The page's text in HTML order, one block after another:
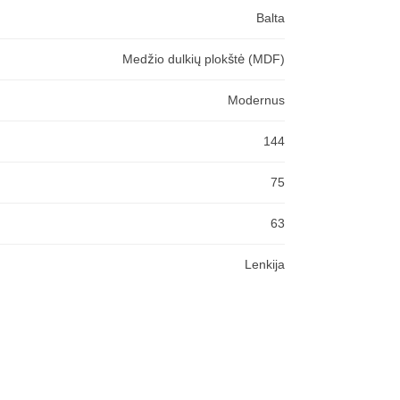
Balta
Medžio dulkių plokštė (MDF)
Modernus
144
75
63
Lenkija